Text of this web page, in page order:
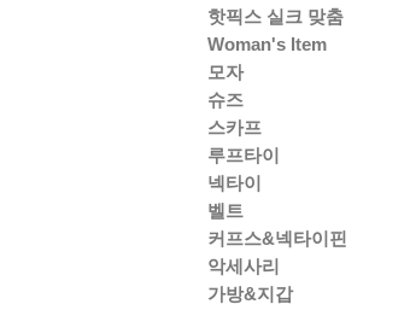
핫픽스 실크 맞춤
Woman's Item
모자
슈즈
스카프
루프타이
넥타이
벨트
커프스&넥타이핀
악세사리
가방&지갑